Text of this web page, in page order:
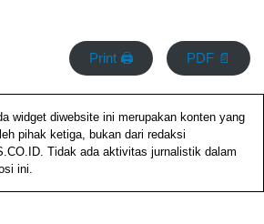
Print 🖨 PDF 📄
widget diwebsite ini merupakan konten yang
pihak ketiga, bukan dari redaksi
Tidak ada aktivitas jurnalistik dalam
ini.